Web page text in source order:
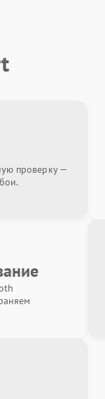
проверку —